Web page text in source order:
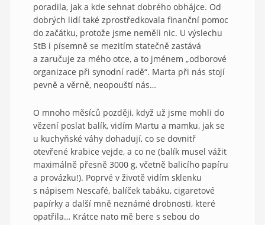
poradila, jak a kde sehnat dobrého obhájce. Od
dobrých lidí také zprostředkovala finanční pomoc
do začátku, protože jsme neměli nic. U výslechu
StB i písemně se mezitím statečně zastává
a zaručuje za mého otce, a to jménem „odborové
organizace při synodní radě“. Marta při nás stojí
pevně a věrně, neopouští nás…
O mnoho měsíců později, když už jsme mohli do
vězení poslat balík, vidím Martu a mamku, jak se
u kuchyňské váhy dohadují, co se dovnitř
otevřené krabice vejde, a co ne (balík musel vážit
maximálně přesně 3000 g, včetně balicího papíru
a provázku!). Poprvé v životě vidím sklenku
s nápisem Nescafé, balíček tabáku, cigaretové
papírky a další mně neznámé drobnosti, které
opatřila… Krátce nato mě bere s sebou do